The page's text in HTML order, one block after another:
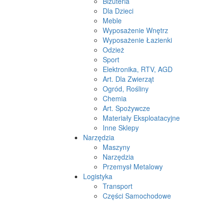
Dla Dzieci
Meble
Wyposażenie Wnętrz
Wyposażenie Łazienki
Odzież
Sport
Elektronika, RTV, AGD
Art. Dla Zwierząt
Ogród, Rośliny
Chemia
Art. Spożywcze
Materiały Eksploatacyjne
Inne Sklepy
Narzędzia
Maszyny
Narzędzia
Przemysł Metalowy
Logistyka
Transport
Części Samochodowe